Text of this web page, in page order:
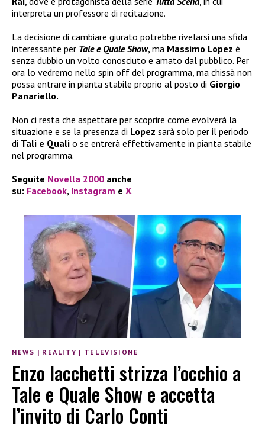
interpreta un professore di recitazione.
La decisione di cambiare giurato potrebbe rivelarsi una sfida
interessante per Tale e Quale Show,ma Massimo Lopez è
senza dubbio un volto conosciuto e amato dal pubblico. Per
ora lo vedremo nello spin off del programma, ma chissà non
possa entrare in pianta stabile proprio al posto di Giorgio
Panariello.
Non ci resta che aspettare per scoprire come evolverà la
situazione e se la presenza di Lopez sarà solo per il periodo
di Tali e Quali o se entrerà effettivamente in pianta stabile
nel programma.
Seguite Novella 2000 anche
su: Facebook, Instagram e X.
NEWS | REALITY | TELEVISIONE
Enzo Iacchetti strizza l’occhio a
Tale e Quale Show e accetta
l’invito di Carlo Conti